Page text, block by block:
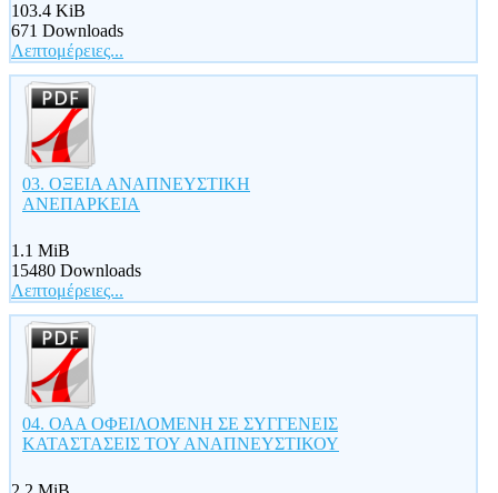
103.4 KiB
671 Downloads
Λεπτομέρειες...
03. ΟΞΕΙΑ ΑΝΑΠΝΕΥΣΤΙΚΗ
ΑΝΕΠΑΡΚΕΙΑ
1.1 MiB
15480 Downloads
Λεπτομέρειες...
04. ΟΑΑ ΟΦΕΙΛΟΜΕΝΗ ΣΕ ΣΥΓΓΕΝΕΙΣ
ΚΑΤΑΣΤΑΣΕΙΣ ΤΟΥ ΑΝΑΠΝΕΥΣΤΙΚΟΥ